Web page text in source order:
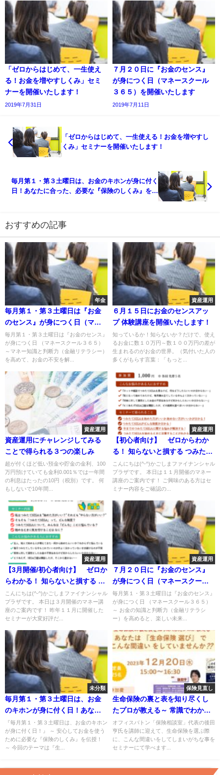
「ゼロからはじめて、一生使え
る！お金を増やすしくみ」セミ
ナーを開催いたします！
2019年7月31日
７月２０日に『お金のセンス』
が身につく日（マネースクール
３６５）を開催いたします
2019年7月11日
「ゼロからはじめて、一生使える！お金を増やすし
くみ」セミナーを開催いたします！
毎月第１・第３土曜日は、お金のキホンが身に付く
日！あなたに合った、必要な『保険のしくみ』を伝
おすすめの記事
年金
毎月第１・第３土曜日は『お金
のセンス』が身につく日（マネ
ースクール３６５）
毎月第１・第３土曜日は『お金のセンス』
が身につく日 （マネースクール３６５）
～マネー知識と判断力（金融リテラシー）
を高めて、お金の不安を解...
資産運用
６月１５日にお金のセンスアッ
プ 体験講座を開催いたします！
知っているか！知らないか？だけで、使え
るお金に数１０万円～数１００万円の差が
生まれるのがお金の世界。（気付いた人の
多くがもらす言葉：「もっと...
資産運用
資産運用にチャレンジしてみる
ことで得られる３つの楽しみ
超が付くほど低い預金や貯金の金利、100
万円預けていても金利0.001％では一年間
の利息はたったの10円（税別）です。 何
もしないで10年間...
資産運用
【初心者向け】 ゼロからわか
る！ 知らないと損する つみたて
NISAのはじめ方
こんにちは(^-^)かごしまファイナンシャル
プラザです。 本日は１１月開催のマネー
講座のご案内です！ ご興味のある方はセ
ミナー内容をご確認の...
資産運用
【3月開催/初心者向け】 ゼロか
らわかる！ 知らないと損する つ
みたてNISAのはじめ方
こんにちは(^-^)かごしまファイナンシャル
プラザです。 本日は３月開催のマネー講
座のご案内です！ 昨年１１月に開催した
セミナーが大変好評だ...
資産運用
７月２０日に『お金のセンス』
が身につく日（マネースクール
３６５）を開催いたします
毎月第１・第３土曜日は『お金のセンス』
が身につく日 （マネースクール３６５）
～ お金の知識と判断力（金融リテラシ
ー）を高めると、楽しい未来...
未分類
毎月第１・第３土曜日は、お金
のキホンが身に付く日！あなた
に合った、必要な『保険のしく
み』を伝授！
『毎月第１・第３土曜日は、お金のキホン
が身に付く日！』 ～ 安心してお金を使う
ために必要な『保険のしくみ』を伝授！
～ 今回のテーマは『生...
保険見直し
生命保険の裏と表を知り尽くし
たプロが教える～ 常識でわか
る！ 『生命保険』の正解 ～
オフィスバトン「保険相談室」代表の後田
亨氏を講師に迎えて、生命保険を選ぶ際
に、こんな間違いをしてしまいがちな事を
セミナーにて学べます...